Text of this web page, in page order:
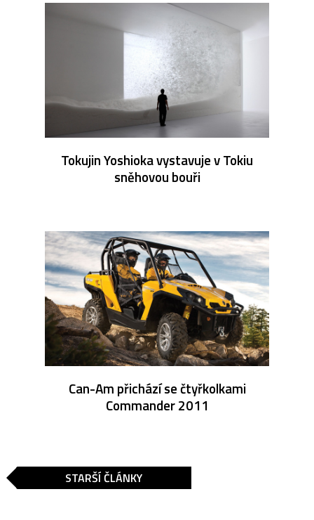
Tokujin Yoshioka vystavuje v Tokiu
sněhovou bouři
Can-Am přichází se čtyřkolkami
Commander 2011
STARŠÍ ČLÁNKY